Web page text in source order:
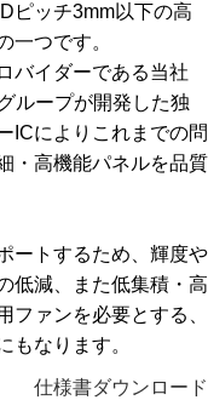
ピッチ3mm以下の高
一つです。
バイダーである当社
ループが開発した独
ICによりこれまでの問
・高機能パネルを品質
ートするため、輝度や
低減、また低集積・高
ファンを必要とする、
もなります。
仕様書ダウンロード